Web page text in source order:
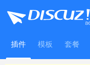
插件 模板 套餐